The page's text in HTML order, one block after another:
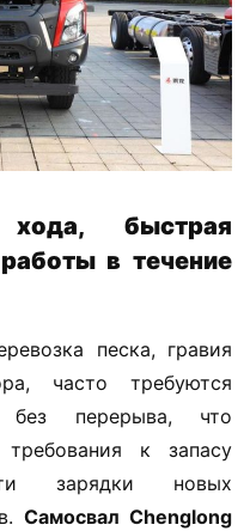
быстрая
в течение
песка, гравия
часто требуются
без перерыва, что
к запасу
зарядки новых
​Самосвал Chenglong